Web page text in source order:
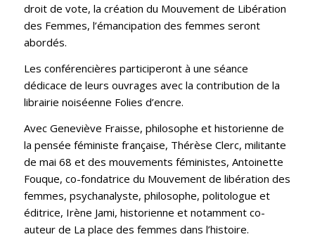
droit de vote, la création du Mouvement de Libération
des Femmes, l’émancipation des femmes seront
abordés.
Les conférencières participeront à une séance
dédicace de leurs ouvrages avec la contribution de la
librairie noiséenne Folies d’encre.
Avec Geneviève Fraisse, philosophe et historienne de
la pensée féministe française, Thérèse Clerc, militante
de mai 68 et des mouvements féministes, Antoinette
Fouque, co-fondatrice du Mouvement de libération des
femmes, psychanalyste, philosophe, politologue et
éditrice, Irène Jami, historienne et notamment co-
auteur de La place des femmes dans l’histoire.